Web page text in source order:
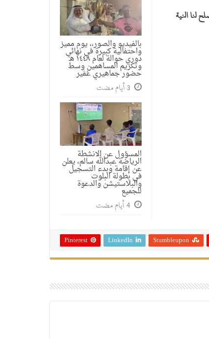
بالفيديو والصور،، يوم مميز
واحتفالية كبيرة في نهائي
دوري حوالة لعام ١٤٤٨ هـ
وتكريم المساهمين وسط
حضور جماهيري غفير
‏3 أيام مضت
المسؤول عن الانشطة
الرياضة عبدالله سالم، يعلن
عن إقامة وبدء التسجيل
في بطولة البلوت
والبلاستيشن والدعوة
للجميع
‏4 أيام مضت
لنا النية
Stumbleupon
LinkedIn
Pinterest